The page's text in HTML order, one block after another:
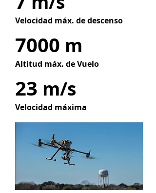
Velocidad máx. de descenso
7000 m
Altitud máx. de Vuelo
23 m/s
Velocidad máxima